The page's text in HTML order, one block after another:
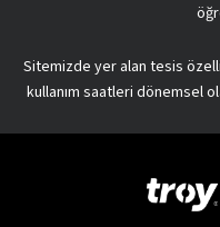
Sitemizde yer alan tesis
kullanım saatleri dönemsel